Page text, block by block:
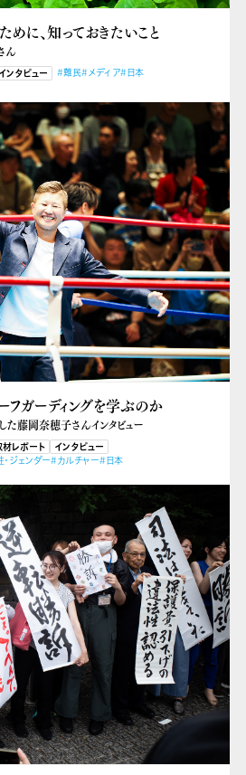
に、知っておきたいこと
ん
インタビュー #難民#メディア#日本
フガーディングを学ぶのか
藤岡奈穂子さんインタビュー
材レポート
インタビュー
ジェンダー#カルチャー#日本